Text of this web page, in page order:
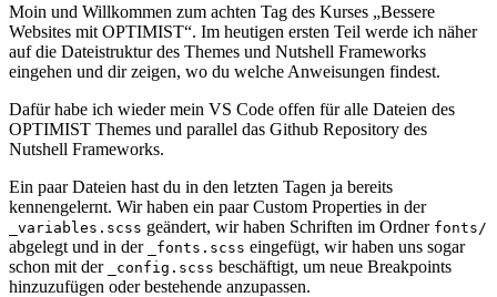
Moin und Willkommen zum achten Tag des Kurses „Bessere
Websites mit OPTIMIST“. Im heutigen ersten Teil werde ich näher
auf die Dateistruktur des Themes und Nutshell Frameworks
eingehen und dir zeigen, wo du welche Anweisungen findest.
Dafür habe ich wieder mein VS Code offen für alle Dateien des
OPTIMIST Themes und parallel das Github Repository des
Nutshell Frameworks.
Ein paar Dateien hast du in den letzten Tagen ja bereits
kennengelernt. Wir haben ein paar Custom Properties in der
_variables.scss geändert, wir haben Schriften im Ordner fonts/
abgelegt und in der _fonts.scss eingefügt, wir haben uns sogar
schon mit der
_config.scss beschäftigt, um neue Breakpoints
hinzuzufügen oder bestehende anzupassen.